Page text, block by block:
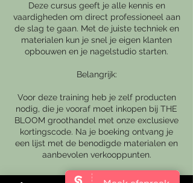
Deze cursus geeft je alle kennis en
vaardigheden om direct professioneel aan
de slag te gaan. Met de juiste techniek en
materialen kun je snel je eigen klanten
opbouwen en je nagelstudio starten.
Belangrijk:
Voor deze training heb je zelf producten
nodig, die je vooraf moet inkopen bij THE
BLOOM groothandel met onze exclusieve
kortingscode. Na je boeking ontvang je
een lijst met de benodigde materialen en
aanbevolen verkooppunten.
Details: